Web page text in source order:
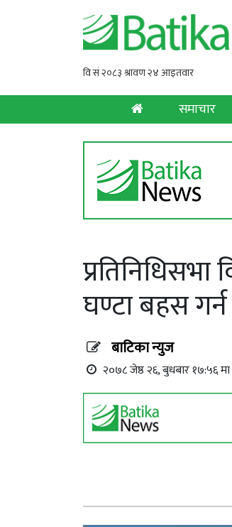
समाचार
घण्टा बहस
बाटिका न्युज
२०७८ जेष्ठ २६, बुधबार १७:५६